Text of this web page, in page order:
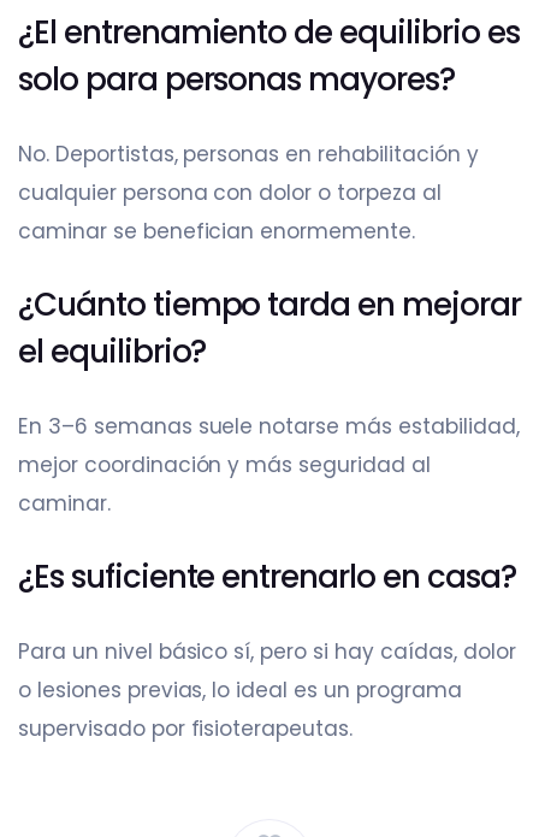
¿El entrenamiento de equilibrio es
solo para personas mayores?
No. Deportistas, personas en rehabilitación y
cualquier persona con dolor o torpeza al
caminar se benefician enormemente.
¿Cuánto tiempo tarda en mejorar
el equilibrio?
En 3–6 semanas suele notarse más estabilidad,
mejor coordinación y más seguridad al
caminar.
¿Es suficiente entrenarlo en casa?
Para un nivel básico sí, pero si hay caídas, dolor
o lesiones previas, lo ideal es un programa
supervisado por fisioterapeutas.